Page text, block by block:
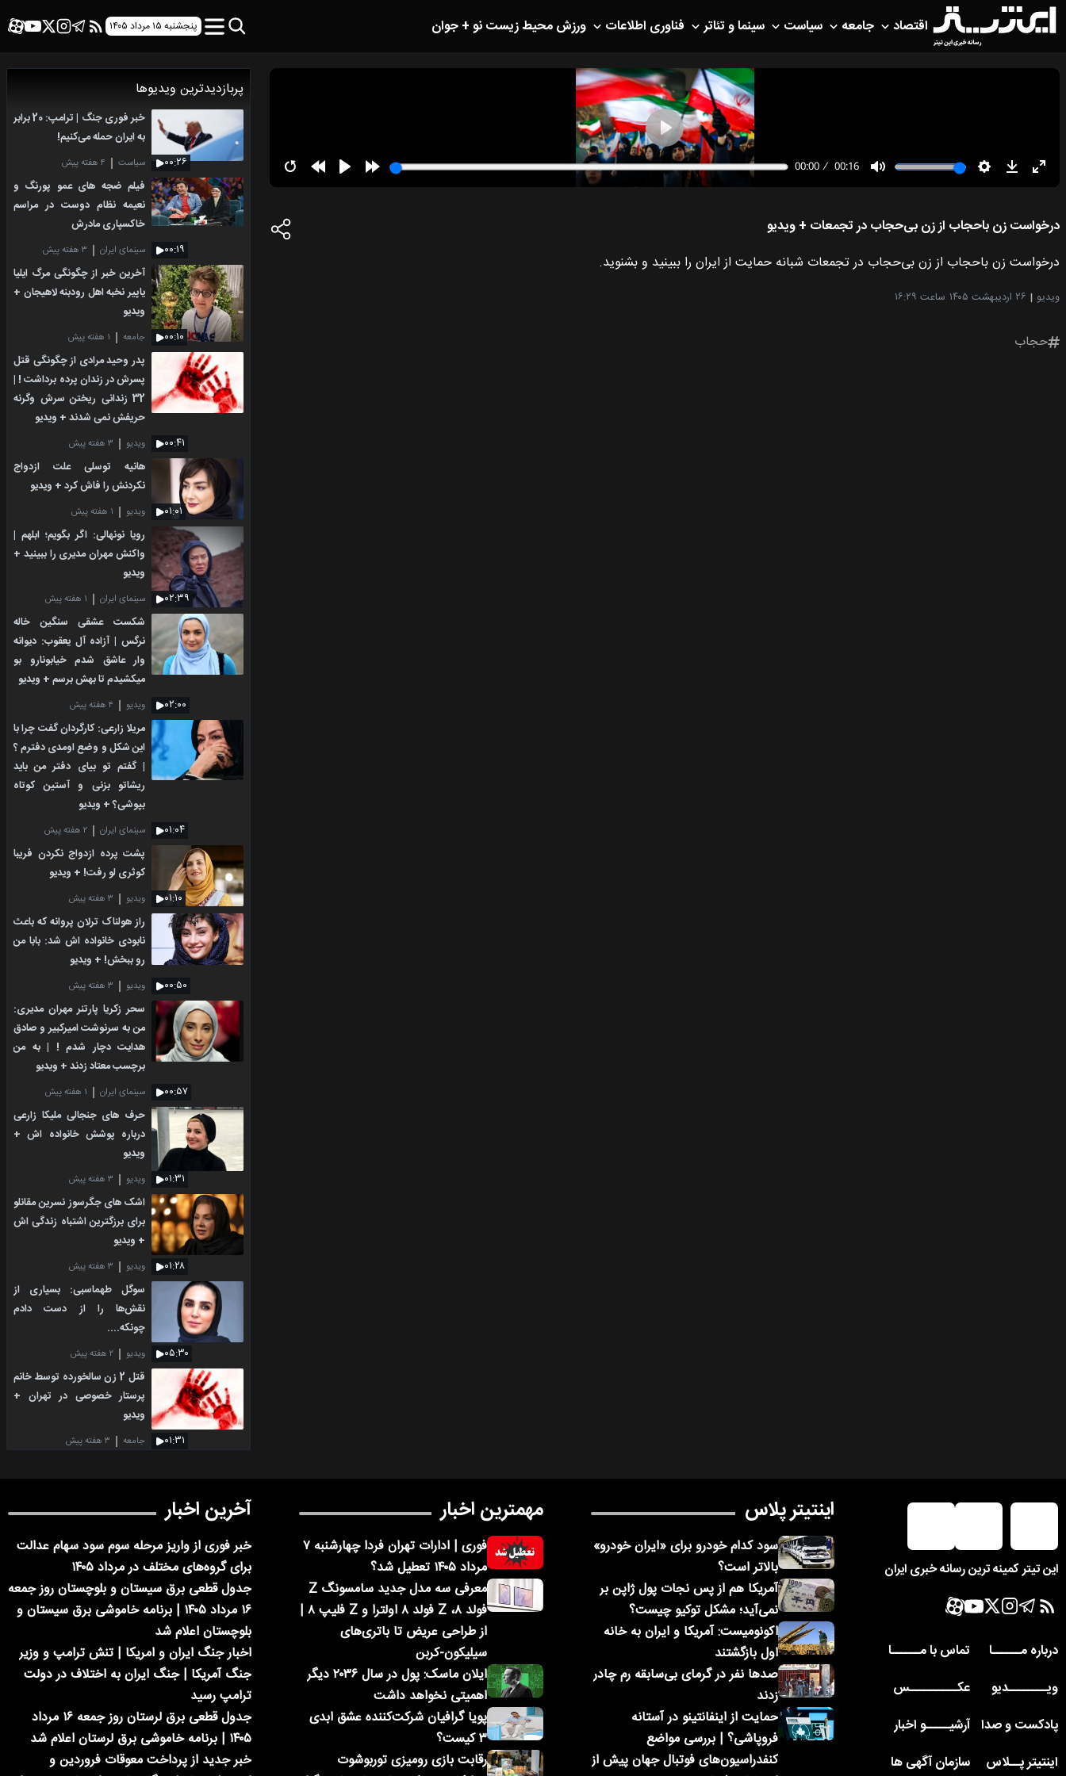
اقتصاد جامعه سیاست سینما و تئاتر فناوری اطلاعات ورزشمحیط زیستنو + جوان پنجشنبه ۱۵ مرداد ۱۴۰۵
درخواست زن باحجاب از زن بی‌حجاب در تجمعات + ویدیو
درخواست زن باحجاب از زن بی‌حجاب در تجمعات شبانه حمایت از ایران را ببینید و بشنوید.
ویدیو ۲۶ اردیبهشت ۱۴۰۵ ساعت ۱۶:۲۹
حجاب
پربازدیدترین ویدیوها
۰۰:۲۶
خبر فوری جنگ | ترامپ: 20 برابر
به ایران حمله می‌کنیم!
سیاست ۴ هفته پیش
۰۰:۱۹
فیلم ضجه های عمو پورنگ و
نعیمه نظام دوست در مراسم
خاکسپاری مادرش
سینمای ایران ۳ هفته پیش
۰۰:۱۰
آخرین خبر از چگونگی مرگ ایلیا
یاپیر نخبه اهل رودبنه لاهیجان +
ویدیو
جامعه ۱ هفته پیش
۰۰:۴۱
پدر وحید مرادی از چگونگی قتل
پسرش در زندان پرده برداشت ! |
32 زندانی ریختن سرش وگرنه
حریفش نمی شدند + ویدیو
ویدیو ۳ هفته پیش
۰۱:۰۱
هانیه توسلی علت ازدواج
نکردنش را فاش کرد + ویدیو
ویدیو ۱ هفته پیش
۰۲:۳۹
رویا نونهالی: اگر بگویم؛ ابلهم |
واکنش مهران مدیری را ببینید +
ویدیو
سینمای ایران ۱ هفته پیش
۰۲:۰۰
شکست عشقی سنگین خاله
نرگس | آزاده آل یعقوب: دیوانه
وار عاشق شدم خیابونارو بو
میکشیدم تا بهش برسم + ویدیو
ویدیو ۴ هفته پیش
۰۱:۰۴
مریلا زارعی: کارگردان گفت چرا با
این شکل و وضع اومدی دفترم ؟
| گفتم تو بیای دفتر من باید
ریشاتو بزنی و آستین کوتاه
بپوشی؟ + ویدیو
سینمای ایران ۲ هفته پیش
۰۱:۱۰
پشت پرده ازدواج نکردن فریبا
کوثری لو رفت! + ویدیو
ویدیو ۳ هفته پیش
۰۰:۵۰
راز هولناک ترلان پروانه که باعث
نابودی خانواده اش شد: بابا من
رو ببخش! + ویدیو
ویدیو ۳ هفته پیش
۰۰:۵۷
سحر زکریا پارتنر مهران مدیری:
من به سرنوشت امیرکبیر و صادق
هدایت دچار شدم ! | به من
برچسب معتاد زدند + ویدیو
سینمای ایران ۱ هفته پیش
۰۱:۳۱
حرف های جنجالی ملیکا زارعی
درباره پوشش خانواده اش +
ویدیو
ویدیو ۳ هفته پیش
۰۱:۲۸
اشک های جگرسوز نسرین مقانلو
برای برزگترین اشتباه زندگی اش
+ ویدیو
ویدیو ۳ هفته پیش
۰۵:۳۰
سوگل طهماسبی: بسیاری از
نقش‌ها را از دست دادم
چونکه....
ویدیو ۲ هفته پیش
۰۱:۳۱
قتل 2 زن سالخورده توسط خانم
پرستار خصوصی در تهران +
ویدیو
جامعه ۳ هفته پیش
این تیتر کمینه ترین رسانه خبری ایران
درباره مــــــا
تماس با مــــــا
ویــــــــدیو
عکــــــــــس
پادکست و صدا آرشیـــــو اخبار
اینتیتر پــلاس
سازمان آگهی ها
اینتیتر پلاس
سود کدام خودرو برای «ایران خودرو»
بالاتر است؟
آمریکا هم از پس نجات پول ژاپن بر
نمی‌آید؛ مشکل توکیو چیست؟
اکونومیست: آمریکا و ایران به خانه
اول بازگشتند
صدها نفر در گرمای بی‌سابقه رم چادر
زدند
حمایت از اینفانتینو در آستانه
فروپاشی؟ | بررسی مواضع
کنفدراسیون‌های فوتبال جهان پیش از
مهمترین اخبار
فوری | ادارات تهران فردا چهارشنبه ۷
مرداد ۱۴۰۵ تعطیل شد؟
معرفی سه مدل جدید سامسونگ Z
فولد ۸، Z فولد ۸ اولترا و Z فلیپ ۸ |
از طراحی عریض تا باتری‌های
سیلیکون-کربن
ایلان ماسک: پول در سال ۲۰۳۶ دیگر
اهمیتی نخواهد داشت
پویا گرافیان شرکت‌کننده عشق ابدی
۳ کیست؟
رقابت بازی رومیزی توربوشوت
آخرین اخبار
خبر فوری از واریز مرحله سوم سود سهام عدالت
برای گروه‌های مختلف در مرداد ۱۴۰۵
جدول قطعی برق سیستان و بلوچستان روز جمعه
۱۶ مرداد ۱۴۰۵ | برنامه خاموشی برق سیستان و
بلوچستان اعلام شد
اخبار جنگ ایران و امریکا | تنش ترامپ و وزیر
جنگ آمریکا | جنگ ایران به اختلاف در دولت
ترامپ رسید
جدول قطعی برق لرستان روز جمعه ۱۶ مرداد
۱۴۰۵ | برنامه خاموشی برق لرستان اعلام شد
خبر جدید از پرداخت معوقات فروردین و